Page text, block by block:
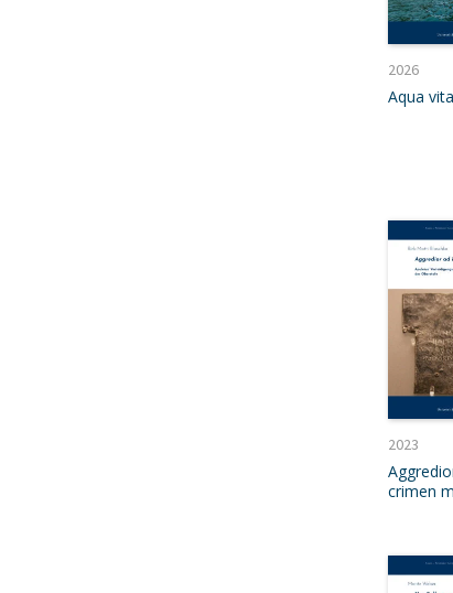
2026
Aqua
2023
crimen